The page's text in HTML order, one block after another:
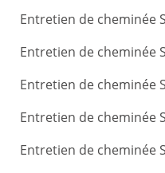
Entretien de cheminée
Entretien de cheminée
Entretien de cheminée
Entretien de cheminée
Entretien de cheminée